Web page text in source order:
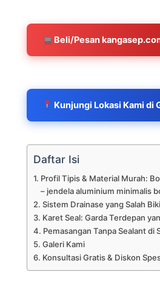
Beli/Pesan
Kunjungi Lokasi Kami di
Daftar Isi
Profil Tipis & Material Murah:
– jendela aluminium minimalis
Sistem Drainase yang Salah
Karet Seal: Garda Terdepan
Pemasangan Tanpa Sealant di
Galeri Kami
Konsultasi Gratis & Diskon